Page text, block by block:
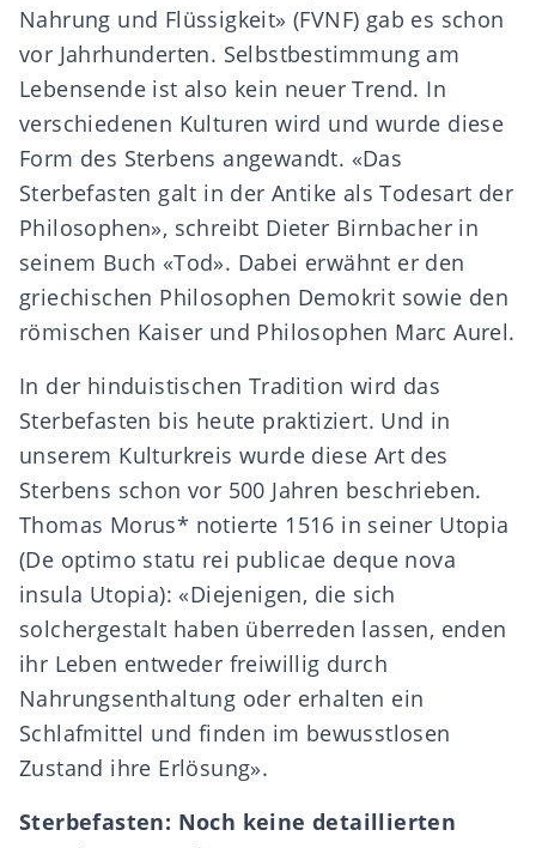
Nahrung und Flüssigkeit» (FVNF) gab es schon
vor Jahrhunderten. Selbstbestimmung am
Lebensende ist also kein neuer Trend. In
verschiedenen Kulturen wird und wurde diese
Form des Sterbens angewandt. «Das
Sterbefasten galt in der Antike als Todesart der
Philosophen», schreibt Dieter Birnbacher in
seinem Buch «Tod». Dabei erwähnt er den
griechischen Philosophen Demokrit sowie den
römischen Kaiser und Philosophen Marc Aurel.
In der hinduistischen Tradition wird das
Sterbefasten bis heute praktiziert. Und in
unserem Kulturkreis wurde diese Art des
Sterbens schon vor 500 Jahren beschrieben.
Thomas Morus* notierte 1516 in seiner Utopia
(De optimo statu rei publicae deque nova
insula Utopia): «Diejenigen, die sich
solchergestalt haben überreden lassen, enden
ihr Leben entweder freiwillig durch
Nahrungsenthaltung oder erhalten ein
Schlafmittel und finden im bewusstlosen
Zustand ihre Erlösung».
Sterbefasten: Noch keine detaillierten